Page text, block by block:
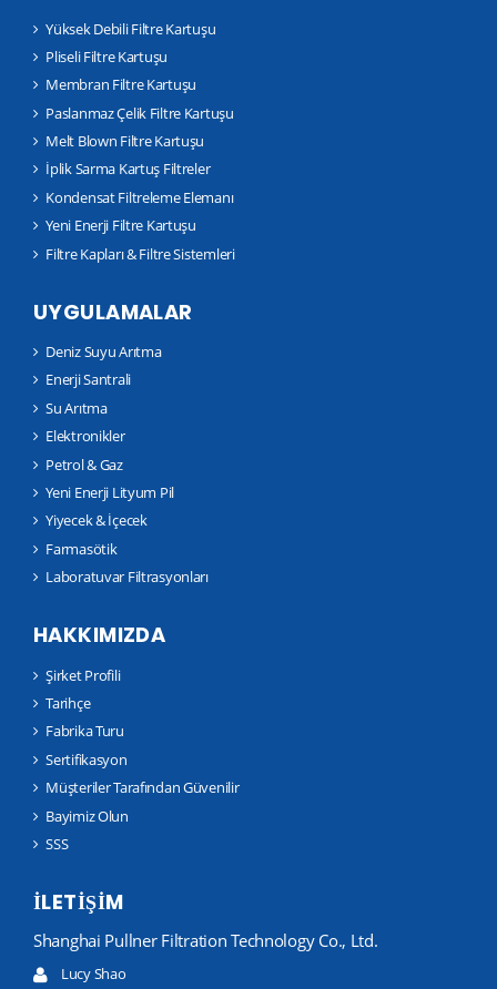
Yüksek Debili Filtre Kartuşu
Pliseli Filtre Kartuşu
Membran Filtre Kartuşu
Paslanmaz Çelik Filtre Kartuşu
Melt Blown Filtre Kartuşu
İplik Sarma Kartuş Filtreler
Kondensat Filtreleme Elemanı
Yeni Enerji Filtre Kartuşu
Filtre Kapları & Filtre Sistemleri
UYGULAMALAR
Deniz Suyu Arıtma
Enerji Santrali
Su Arıtma
Elektronikler
Petrol & Gaz
Yeni Enerji Lityum Pil
Yiyecek & İçecek
Farmasötik
Laboratuvar Filtrasyonları
HAKKIMIZDA
Şirket Profili
Tarihçe
Fabrika Turu
Sertifikasyon
Müşteriler Tarafından Güvenilir
Bayimiz Olun
SSS
İLETIŞIM
Shanghai Pullner Filtration Technology Co., Ltd.
Lucy Shao